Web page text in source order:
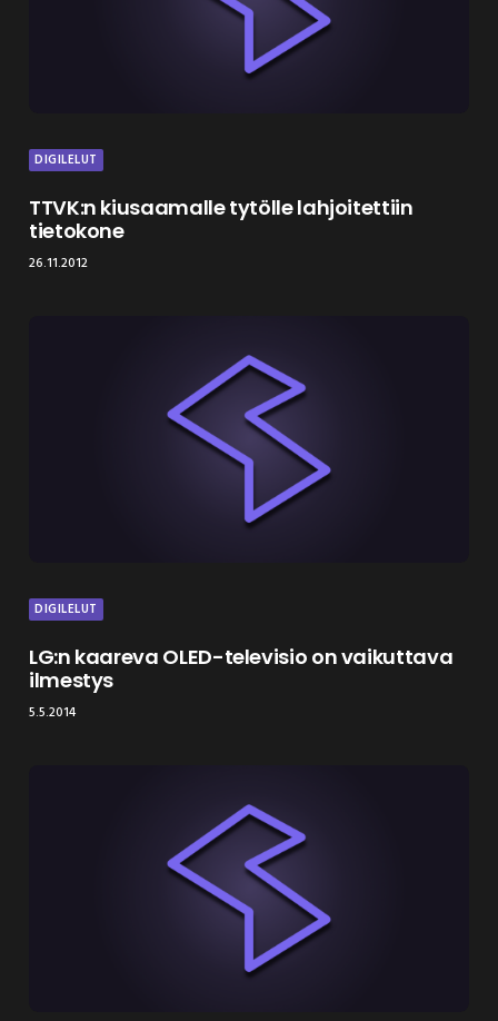
DIGILELUT
TTVK:n kiusaamalle tytölle lahjoitettiin
tietokone
26.11.2012
DIGILELUT
LG:n kaareva OLED-televisio on vaikuttava
ilmestys
5.5.2014